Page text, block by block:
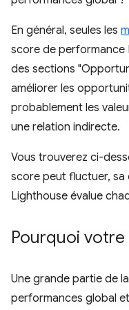
En général, seules les
score de performance
des sections
améliorer les
probablement les
une relation indirecte.
Vous trouverez ci-
score peut fluctuer,
Lighthouse évalue
Pourquoi
Une grande partie de
performances global